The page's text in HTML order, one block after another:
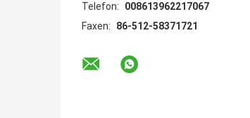
Telefon:
008613962217067
Faxen:
86-512-58371721